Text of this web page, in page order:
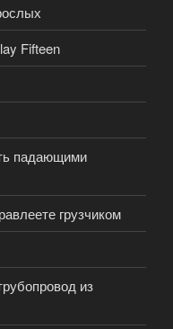
Fifteen
падающими
грузчиком
из